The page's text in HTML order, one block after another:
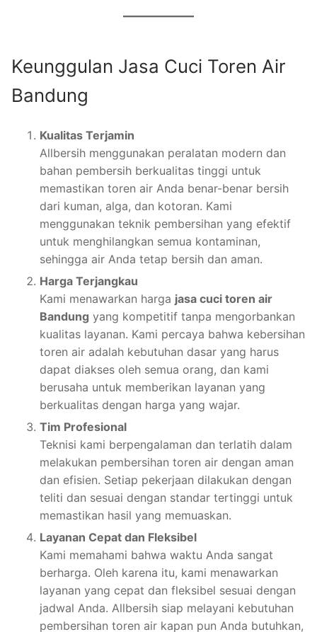
Keunggulan Jasa Cuci Toren Air
Bandung
Kualitas Terjamin
Allbersih menggunakan peralatan modern dan
bahan pembersih berkualitas tinggi untuk
memastikan toren air Anda benar-benar bersih
dari kuman, alga, dan kotoran. Kami
menggunakan teknik pembersihan yang efektif
untuk menghilangkan semua kontaminan,
sehingga air Anda tetap bersih dan aman.
Harga Terjangkau
Kami menawarkan harga jasa cuci toren air
Bandung yang kompetitif tanpa mengorbankan
kualitas layanan. Kami percaya bahwa kebersihan
toren air adalah kebutuhan dasar yang harus
dapat diakses oleh semua orang, dan kami
berusaha untuk memberikan layanan yang
berkualitas dengan harga yang wajar.
Tim Profesional
Teknisi kami berpengalaman dan terlatih dalam
melakukan pembersihan toren air dengan aman
dan efisien. Setiap pekerjaan dilakukan dengan
teliti dan sesuai dengan standar tertinggi untuk
memastikan hasil yang memuaskan.
Layanan Cepat dan Fleksibel
Kami memahami bahwa waktu Anda sangat
berharga. Oleh karena itu, kami menawarkan
layanan yang cepat dan fleksibel sesuai dengan
jadwal Anda. Allbersih siap melayani kebutuhan
pembersihan toren air kapan pun Anda butuhkan,